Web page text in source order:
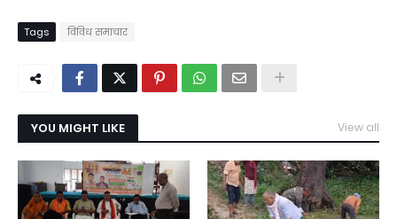
Tags विविध समाचार
YOU MIGHT LIKE View all